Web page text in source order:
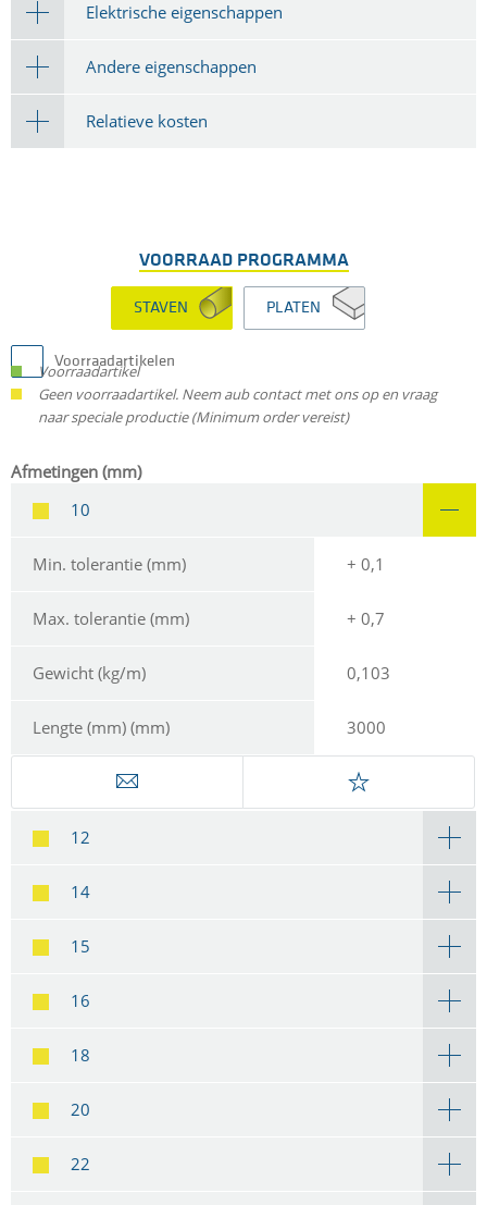
Elektrische eigenschappen
Andere eigenschappen
Relatieve kosten
VOORRAAD PROGRAMMA
STAVEN PLATEN
Voorraadartikelen
Voorraadartikel
Geen voorraadartikel. Neem aub contact met ons op en vraag
naar speciale productie (Minimum order vereist)
Afmetingen (mm)
10
Min. tolerantie (mm) + 0,1
Max. tolerantie (mm) + 0,7
Gewicht (kg/m) 0,103
Lengte (mm) (mm) 3000
12
14
15
16
18
20
22